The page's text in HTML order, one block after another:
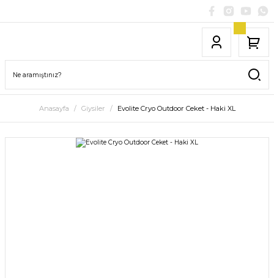
Anasayfa Giysiler Evolite Cryo Outdoor Ceket - Haki XL